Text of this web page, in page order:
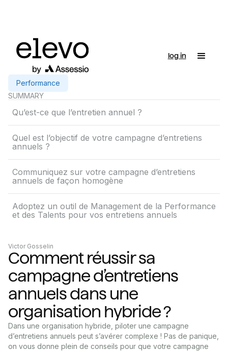
log in
Performance
SUMMARY
Qu’est-ce que l’entretien annuel ?
Quel est l’objectif de votre campagne d’entretiens
annuels ?
Communiquez sur votre campagne d’entretiens
annuels de façon homogène
Adoptez un outil de Management de la Performance
et des Talents pour vos entretiens annuels
Victor Gosselin
Comment réussir sa
campagne d’entretiens
annuels dans une
organisation hybride ?
Dans une organisation hybride, piloter une campagne
d’entretiens annuels peut s’avérer complexe ! Pas de panique,
on vous donne plein de conseils pour que votre campagne